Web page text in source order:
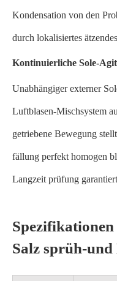
Kondensation von den
durch lokalisiertes
Kontinuierliche Sole-
Unabhängiger externer
Luftblasen-Mischsystem
getriebene Bewegung
fällung perfekt homogen
Langzeit prüfung
Salz sprüh-